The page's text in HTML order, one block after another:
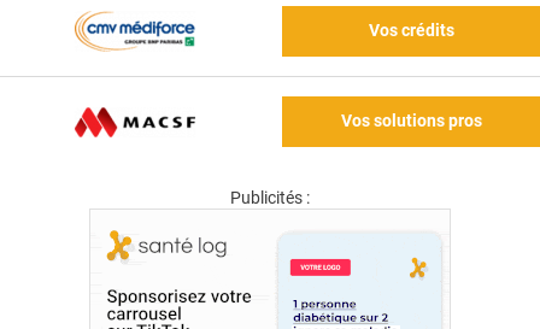
Vos crédits
Vos solutions pros
Publicités :